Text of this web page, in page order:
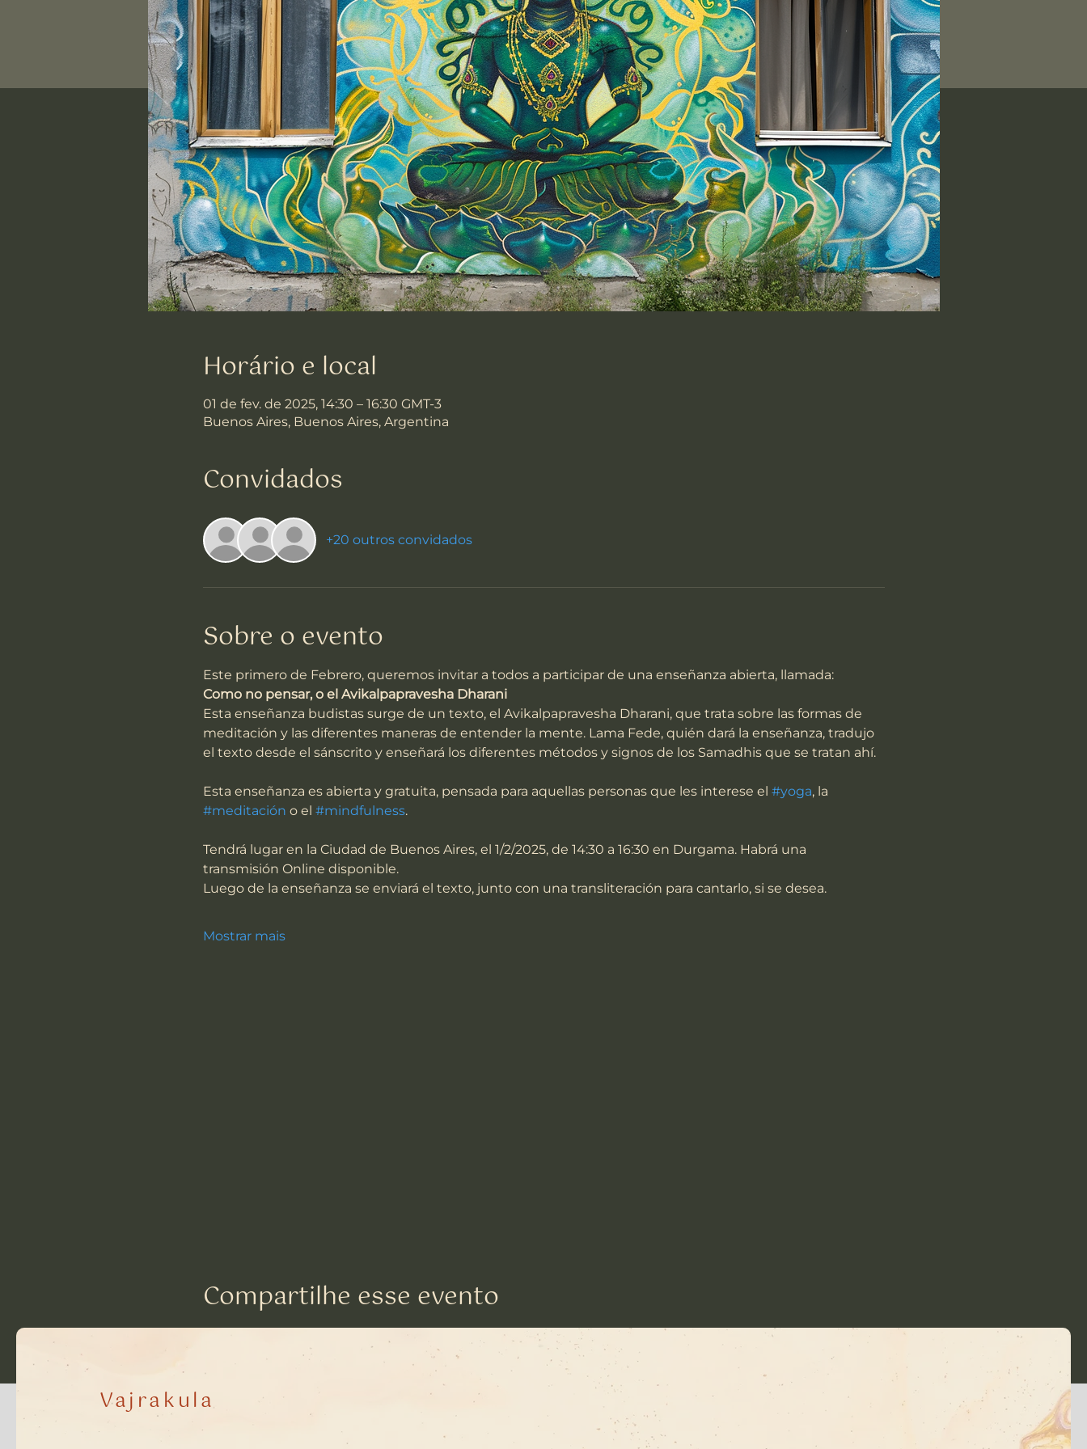
Horário e local
01 de fev. de 2025, 14:30 – 16:30 GMT-3
Buenos Aires, Buenos Aires, Argentina
Convidados
+20 outros convidados
Sobre o evento
Este primero de Febrero, queremos invitar a todos a participar de una enseñanza abierta, llamada:
Como no pensar, o el Avikalpapravesha Dharani
Esta enseñanza budistas surge de un texto, el Avikalpapravesha Dharani, que trata sobre las formas de
meditación y las diferentes maneras de entender la mente. Lama Fede, quién dará la enseñanza, tradujo
el texto desde el sánscrito y enseñará los diferentes métodos y signos de los Samadhis que se tratan ahí.
Esta enseñanza es abierta y gratuita, pensada para aquellas personas que les interese el #yoga, la
#meditación o el #mindfulness.
Tendrá lugar en la Ciudad de Buenos Aires, el 1/2/2025, de 14:30 a 16:30 en Durgama. Habrá una
transmisión Online disponible.
Luego de la enseñanza se enviará el texto, junto con una transliteración para cantarlo, si se desea.
Mostrar mais
Compartilhe esse evento
Vajrakula